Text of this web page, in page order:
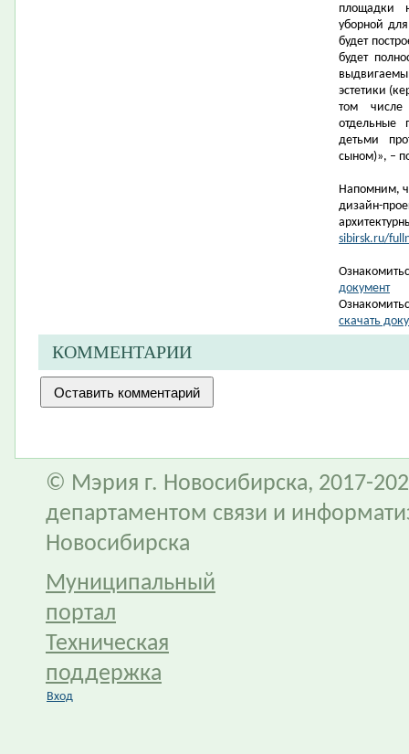
площадки
уборной
будет
будет
эстетики
том числе
отдельные
детьми
сыном)», –
Напомним,
дизайн-
sibirsk.ru/
документ
скачать
КОММЕНТАРИИ
© Мэрия г. Новосибирска, 2017-
департаментом связи и
Новосибирска
Муниципальный
портал
Техническая
поддержка
Вход